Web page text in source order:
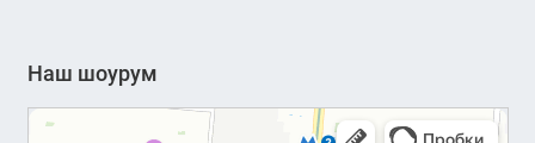
Наш шоурум